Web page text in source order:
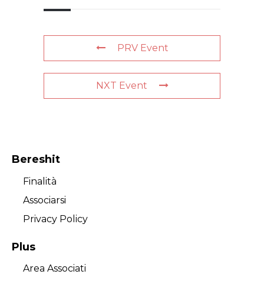
PRV Event
NXT Event
Bereshit
Finalità
Associarsi
Privacy Policy
Plus
Area Associati